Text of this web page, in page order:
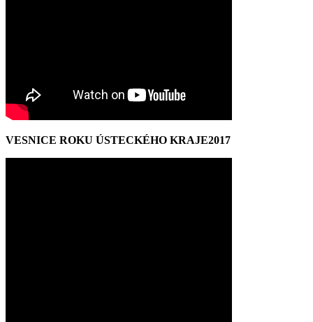
VESNICE ROKU ÚSTECKÉHO KRAJE2017